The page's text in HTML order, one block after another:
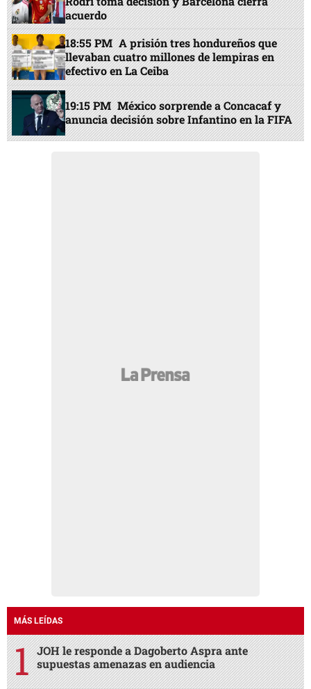
acuerdo
18:55 PM A prisión tres hondureños que
llevaban cuatro millones de lempiras en
efectivo en La Ceiba
19:15 PM México sorprende a Concacaf y
anuncia decisión sobre Infantino en la FIFA
MÁS LEÍDAS
JOH le responde a Dagoberto Aspra ante
supuestas amenazas en audiencia